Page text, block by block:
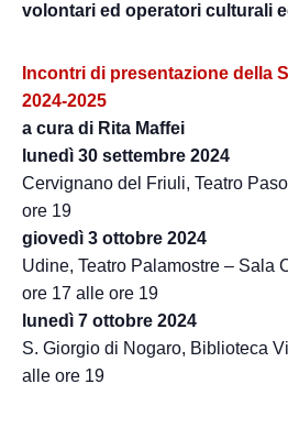
volontari ed operatori culturali
Incontri di presentazione della
2024-2025
a cura di Rita Maffei
lunedì 30 settembre 2024
Cervignano del Friuli, Teatro
ore 19
giovedì 3 ottobre 2024
Udine, Teatro Palamostre – Sala
ore 17 alle ore 19
lunedì 7 ottobre 2024
S. Giorgio di Nogaro, Biblioteca
alle ore 19